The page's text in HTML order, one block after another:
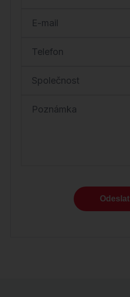
E-mail
Telefon
Společnost
Poznámka
Odeslat